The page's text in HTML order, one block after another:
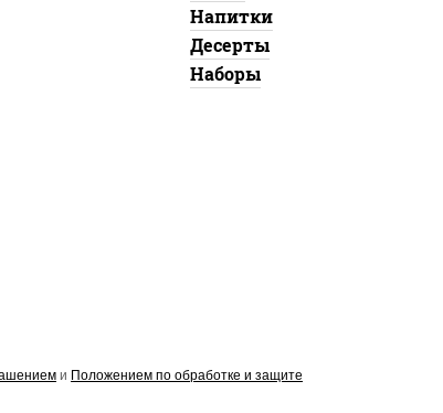
Напитки
Десерты
Наборы
и Положением по обработке и защите